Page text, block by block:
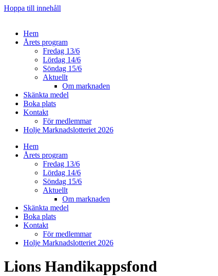
Hoppa till innehåll
Hem
Årets program
Fredag 13/6
Lördag 14/6
Söndag 15/6
Aktuellt
Om marknaden
Skänkta medel
Boka plats
Kontakt
För medlemmar
Holje Marknadslotteriet 2026
Hem
Årets program
Fredag 13/6
Lördag 14/6
Söndag 15/6
Aktuellt
Om marknaden
Skänkta medel
Boka plats
Kontakt
För medlemmar
Holje Marknadslotteriet 2026
Lions Handikappsfond